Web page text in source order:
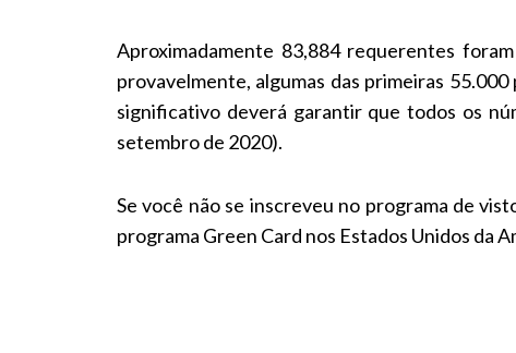
Aproximadamente 83,884 requerentes
provavelmente, algumas das primeiras
significativo deverá garantir que todos os
setembro de 2020).
Se você não se inscreveu no programa de
programa Green Card nos Estados Unidos da